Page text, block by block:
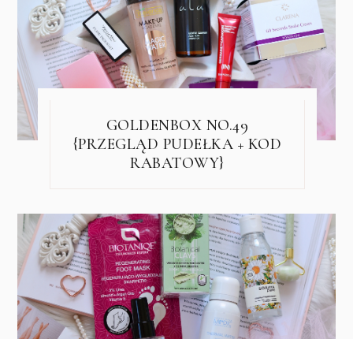
GOLDENBOX NO.49
{PRZEGLĄD PUDEŁKA + KOD
RABATOWY}